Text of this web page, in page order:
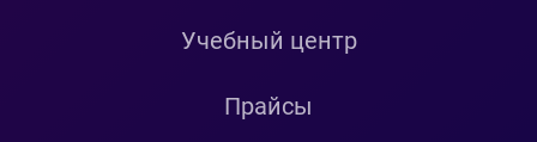
Учебный центр
Прайсы